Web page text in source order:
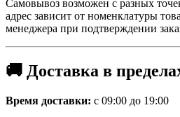
Самовывоз возможен с разных
адрес зависит от номенклатуры
менеджера при подтверждении
🚚 Доставка в
Время доставки: с 09:00 до 19:00